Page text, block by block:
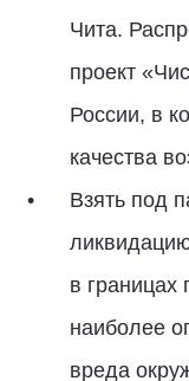
Чита.
проект
России, в
качества
Взять под
в
наиболее
вреда